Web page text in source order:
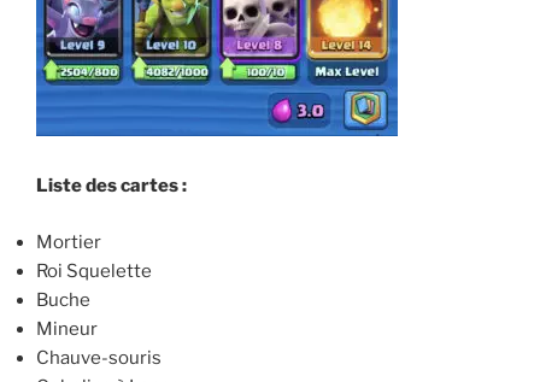
Liste des cartes :
Mortier
Roi Squelette
Buche
Mineur
Chauve-souris